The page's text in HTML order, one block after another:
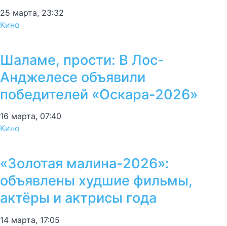
25 марта, 23:32
Кино
Шаламе, прости: В Лос-
Анджелесе объявили
победителей «Оскара-2026»
16 марта, 07:40
Кино
«Золотая малина-2026»:
объявлены худшие фильмы,
актёры и актрисы года
14 марта, 17:05